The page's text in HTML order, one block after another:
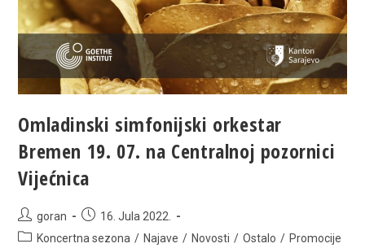
Omladinski simfonijski orkestar
Bremen 19. 07. na Centralnoj pozornici
Vijećnica
Post
author:
goran
Post16. Jula 2022.
PostKoncertna sezona / Najave / Novosti / Ostalo / Promocije